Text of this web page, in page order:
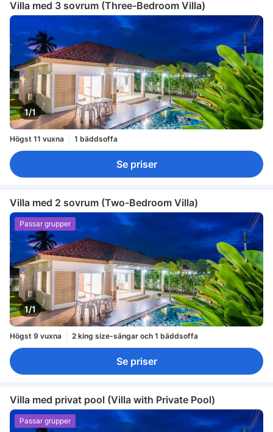
Villa med 3 sovrum (Three-Bedroom Villa)
1/1
Högst 11 vuxna 1 bäddsoffa
Se priser
Villa med 2 sovrum (Two-Bedroom Villa)
1/1
Passar grupper
Högst 9 vuxna 2 king size-sängar och 1 bäddsoffa
Se priser
Villa med privat pool (Villa with Private Pool)
Passar grupper